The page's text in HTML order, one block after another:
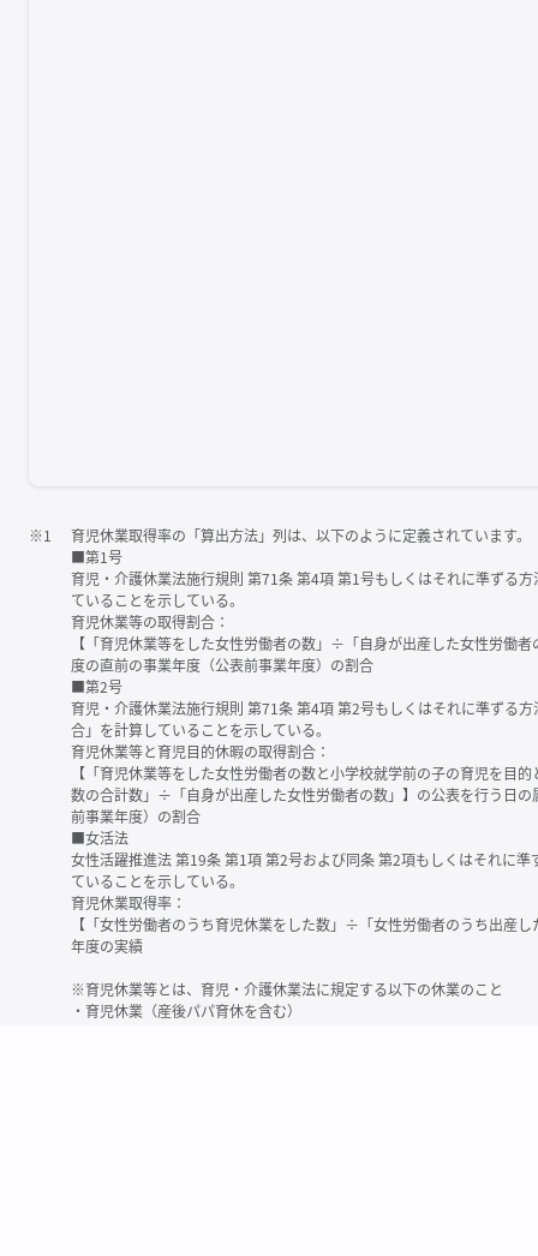
※1
育児休業取得率の「算出方法」列は、以下のように定義されています。
■第1号
育児・介護休業法施行規則 第71条 第4項 第1号もしくはそれに準ずる
ていることを示している。
育児休業等の取得割合：
【「育児休業等をした女性労働者の数」÷「自身が出産した女性労働
度の直前の事業年度（公表前事業年度）の割合
■第2号
育児・介護休業法施行規則 第71条 第4項 第2号もしくはそれに準ずる
合」を計算していることを示している。
育児休業等と育児目的休暇の取得割合：
【「育児休業等をした女性労働者の数と小学校就学前の子の育児を目
数の合計数」÷「自身が出産した女性労働者の数」】の公表を行う日
前事業年度）の割合
■女活法
女性活躍推進法 第19条 第1項 第2号および同条 第2項もしくはそれに
ていることを示している。
育児休業取得率：
【「女性労働者のうち育児休業をした数」÷「女性労働者のうち出産
年度の実績
※育児休業等とは、育児・介護休業法に規定する以下の休業のこと
・育児休業（産後パパ育休を含む）